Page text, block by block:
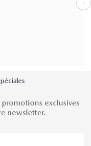
›
exclusives
newsletter.